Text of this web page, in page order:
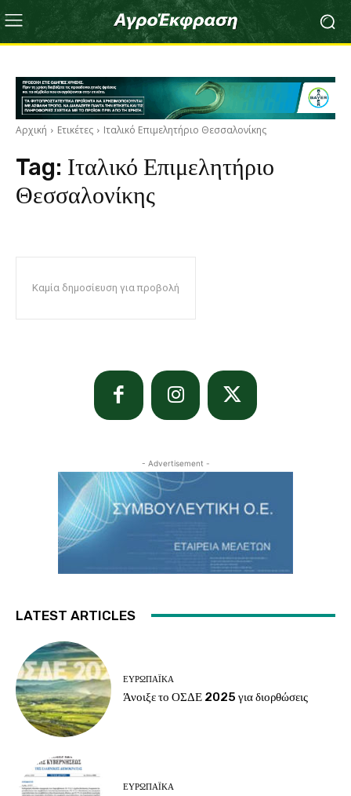
Αρχική Ετικέτες Ιταλικό Επιμελητήριο Θεσσαλονίκης
Tag: Ιταλικό Επιμελητήριο
Θεσσαλονίκης
Καμία δημοσίευση για προβολή
- Advertisement -
LATEST ARTICLES
ΕΥΡΩΠΑΪΚΆ
Άνοιξε το ΟΣΔΕ 2025 για διορθώσεις
ΕΥΡΩΠΑΪΚΆ